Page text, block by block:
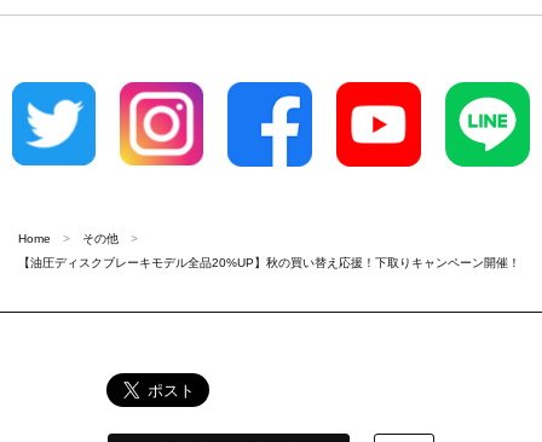
Home
その他
【油圧ディスクブレーキモデル全品20%UP】秋の買い替え応援！下取りキャンペーン開催！